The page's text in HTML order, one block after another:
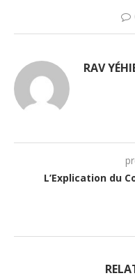
RAV
L’Explication du